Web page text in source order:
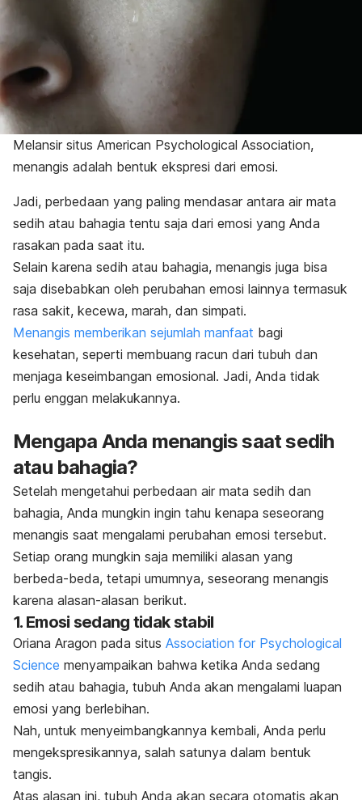
Melansir situs American Psychological Association,
menangis adalah bentuk ekspresi dari emosi.
Jadi, perbedaan yang paling mendasar antara air mata
sedih atau bahagia tentu saja dari emosi yang Anda
rasakan pada saat itu.
Selain karena sedih atau bahagia, menangis juga bisa
saja disebabkan oleh perubahan emosi lainnya termasuk
rasa sakit, kecewa, marah, dan simpati.
Menangis memberikan sejumlah manfaat bagi
kesehatan, seperti membuang racun dari tubuh dan
menjaga keseimbangan emosional. Jadi, Anda tidak
perlu enggan melakukannya.
Mengapa Anda menangis saat sedih
atau bahagia?
Setelah mengetahui perbedaan air mata sedih dan
bahagia, Anda mungkin ingin tahu kenapa seseorang
menangis saat mengalami perubahan emosi tersebut.
Setiap orang mungkin saja memiliki alasan yang
berbeda-beda, tetapi umumnya, seseorang menangis
karena alasan-alasan berikut.
1. Emosi sedang tidak stabil
Oriana Aragon pada situs Association for Psychological
Science menyampaikan bahwa ketika Anda sedang
sedih atau bahagia, tubuh Anda akan mengalami luapan
emosi yang berlebihan.
Nah, untuk menyeimbangkannya kembali, Anda perlu
mengekspresikannya, salah satunya dalam bentuk
tangis.
Atas alasan ini, tubuh Anda akan secara otomatis akan